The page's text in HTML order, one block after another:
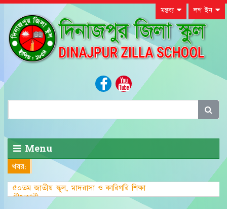
মন্তব্য লগ ইন
Menu
খবর:
৫০তম জাতীয় স্কুল, মাদরাসা ও কারিগরি শিক্ষা
গ্রীষ্মকালীন ক্রীড়া প্রতিযোগিতা